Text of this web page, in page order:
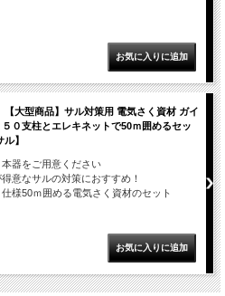
【大型商品】サル対策用 電気さく資材 ガイ
０支柱とエレキネットで50ｍ囲めるセッ
】
器をご用意ください
意なサルの対策におすすめ！
様50ｍ囲める電気さく資材のセット